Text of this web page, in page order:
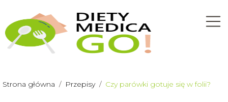
Strona główna / Przepisy / Czy parówki gotuje się w folii?